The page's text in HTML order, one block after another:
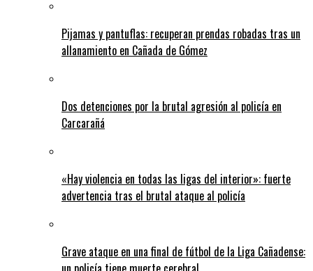
Pijamas y pantuflas: recuperan prendas robadas tras un
allanamiento en Cañada de Gómez
Dos detenciones por la brutal agresión al policía en
Carcarañá
«Hay violencia en todas las ligas del interior»: fuerte
advertencia tras el brutal ataque al policía
Grave ataque en una final de fútbol de la Liga Cañadense: